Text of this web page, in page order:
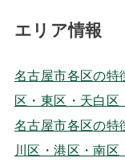
エリア情報
名古屋市各区の特
区・東区・天白区
名古屋市各区の特
川区・港区・南区